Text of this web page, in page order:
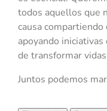
todos aquellos que
causa
apoyando
de transformar
Juntos podemos